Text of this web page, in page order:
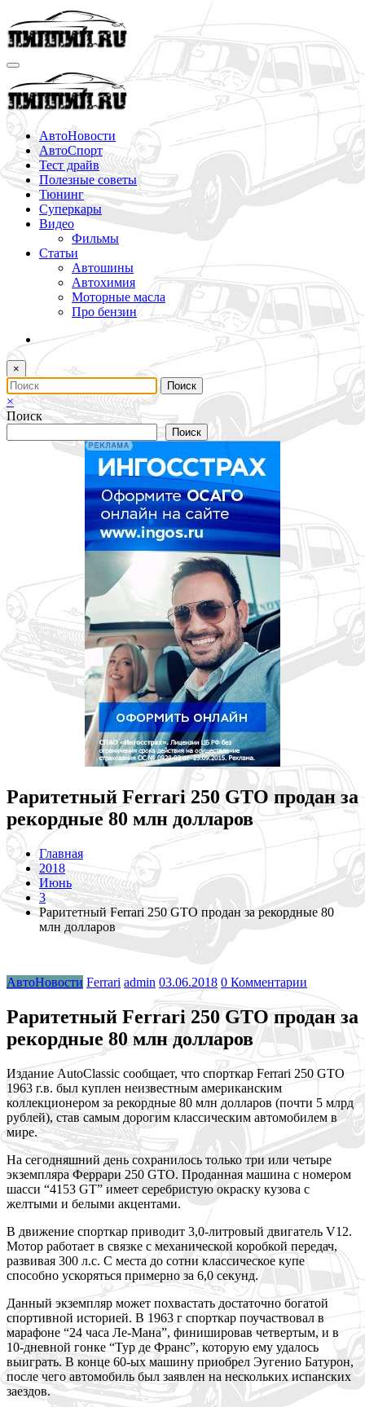
Перейти
к
содержимому
АвтоНовости
АвтоСпорт
Тест драйв
Полезные советы
Тюнинг
Суперкары
Видео
Фильмы
Статьи
Автошины
Автохимия
Моторные масла
Про бензин
×
×
Поиск
Поиск
Раритетный Ferrari 250 GTO продан за
рекордные 80 млн долларов
Главная
2018
Июнь
3
Раритетный Ferrari 250 GTO продан за рекордные 80
млн долларов
АвтоНовости Ferrari admin 03.06.2018 0 Комментарии
Раритетный Ferrari 250 GTO продан за
рекордные 80 млн долларов
Издание AutoClassic сообщает, что спорткар Ferrari 250 GTO
1963 г.в. был куплен неизвестным американским
коллекционером за рекордные 80 млн долларов (почти 5 млрд
рублей), став самым дорогим классическим автомобилем в
мире.
На сегодняшний день сохранилось только три или четыре
экземпляра Феррари 250 GTO. Проданная машина с номером
шасси “4153 GT” имеет серебристую окраску кузова с
желтыми и белыми акцентами.
В движение спорткар приводит 3,0-литровый двигатель V12.
Мотор работает в связке с механической коробкой передач,
развивая 300 л.с. С места до сотни классическое купе
способно ускоряться примерно за 6,0 секунд.
Данный экземпляр может похвастать достаточно богатой
спортивной историей. В 1963 г спорткар поучаствовал в
марафоне “24 часа Ле-Мана”, финишировав четвертым, и в
10-дневной гонке “Тур де Франс”, которую ему удалось
выиграть. В конце 60-ых машину приобрел Эугенио Батурон,
после чего автомобиль был заявлен на нескольких испанских
заездов.